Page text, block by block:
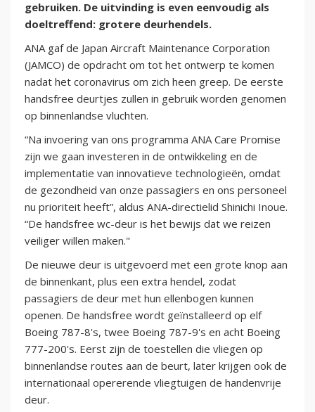
gebruiken. De uitvinding is even eenvoudig als
doeltreffend: grotere deurhendels.
ANA gaf de Japan Aircraft Maintenance Corporation
(JAMCO) de opdracht om tot het ontwerp te komen
nadat het coronavirus om zich heen greep. De eerste
handsfree deurtjes zullen in gebruik worden genomen
op binnenlandse vluchten.
“Na invoering van ons programma ANA Care Promise
zijn we gaan investeren in de ontwikkeling en de
implementatie van innovatieve technologieën, omdat
de gezondheid van onze passagiers en ons personeel
nu prioriteit heeft”, aldus ANA-directielid Shinichi Inoue.
“De handsfree wc-deur is het bewijs dat we reizen
veiliger willen maken."
De nieuwe deur is uitgevoerd met een grote knop aan
de binnenkant, plus een extra hendel, zodat
passagiers de deur met hun ellenbogen kunnen
openen. De handsfree wordt geïnstalleerd op elf
Boeing 787-8's, twee Boeing 787-9's en acht Boeing
777-200's. Eerst zijn de toestellen die vliegen op
binnenlandse routes aan de beurt, later krijgen ook de
internationaal opererende vliegtuigen de handenvrije
deur.